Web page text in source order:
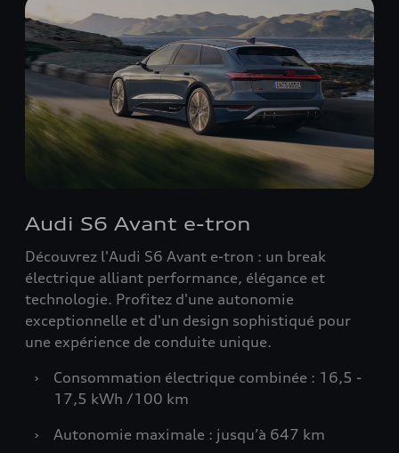
Audi S6 Avant e-tron
Découvrez l'Audi S6 Avant e-tron : un break
électrique alliant performance, élégance et
technologie. Profitez d'une autonomie
exceptionnelle et d'un design sophistiqué pour
une expérience de conduite unique.
›
Consommation électrique combinée : 16,5 -
17,5 kWh /100 km
›
Autonomie maximale : jusqu’à 647 km